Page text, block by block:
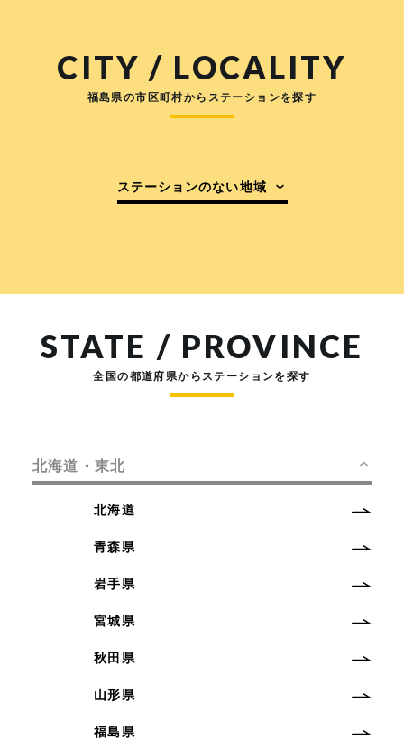
CITY / LOCALITY
福島県の市区町村からステーションを探す
ステーションのない地域
STATE / PROVINCE
全国の都道府県からステーションを探す
北海道・東北
北海道
青森県
岩手県
宮城県
秋田県
山形県
福島県